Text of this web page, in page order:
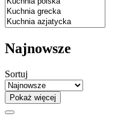
Najnowsze
Sortuj
Pokaż więcej